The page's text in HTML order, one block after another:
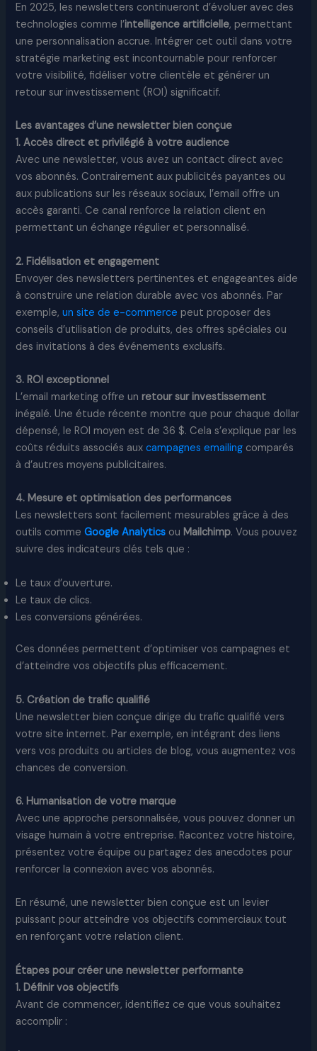
En 2025, les newsletters continueront d’évoluer avec des
technologies comme l’intelligence artificielle, permettant
une personnalisation accrue. Intégrer cet outil dans votre
stratégie marketing est incontournable pour renforcer
votre visibilité, fidéliser votre clientèle et générer un
retour sur investissement (ROI) significatif.
Les avantages d’une newsletter bien conçue
1. Accès direct et privilégié à votre audience
Avec une newsletter, vous avez un contact direct avec
vos abonnés. Contrairement aux publicités payantes ou
aux publications sur les réseaux sociaux, l’email offre un
accès garanti. Ce canal renforce la relation client en
permettant un échange régulier et personnalisé.
2. Fidélisation et engagement
Envoyer des newsletters pertinentes et engageantes aide
à construire une relation durable avec vos abonnés. Par
exemple,un site de e-commerce peut proposer des
conseils d’utilisation de produits, des offres spéciales ou
des invitations à des événements exclusifs.
3. ROI exceptionnel
L’email marketing offre unretour sur investissement
inégalé. Une étude récente montre que pour chaque dollar
dépensé, le ROI moyen est de 36 $. Cela s’explique par les
coûts réduits associés auxcampagnes emailing comparés
à d’autres moyens publicitaires.
4. Mesure et optimisation des performances
Les newsletters sont facilement mesurables grâce à des
outils commeGoogle Analytics ouMailchimp. Vous pouvez
suivre des indicateurs clés tels que :
Le taux d’ouverture.
Le taux de clics.
Les conversions générées.
Ces données permettent d’optimiser vos campagnes et
d’atteindre vos objectifs plus efficacement.
5. Création de trafic qualifié
Une newsletter bien conçue dirige du trafic qualifié vers
votre site internet. Par exemple, en intégrant des liens
vers vos produits ou articles de blog, vous augmentez vos
chances de conversion.
6. Humanisation de votre marque
Avec une approche personnalisée, vous pouvez donner un
visage humain à votre entreprise. Racontez votre histoire,
présentez votre équipe ou partagez des anecdotes pour
renforcer la connexion avec vos abonnés.
En résumé, une newsletter bien conçue est un levier
puissant pour atteindre vos objectifs commerciaux tout
en renforçant votre relation client.
Étapes pour créer une newsletter performante
1. Définir vos objectifs
Avant de commencer, identifiez ce que vous souhaitez
accomplir :